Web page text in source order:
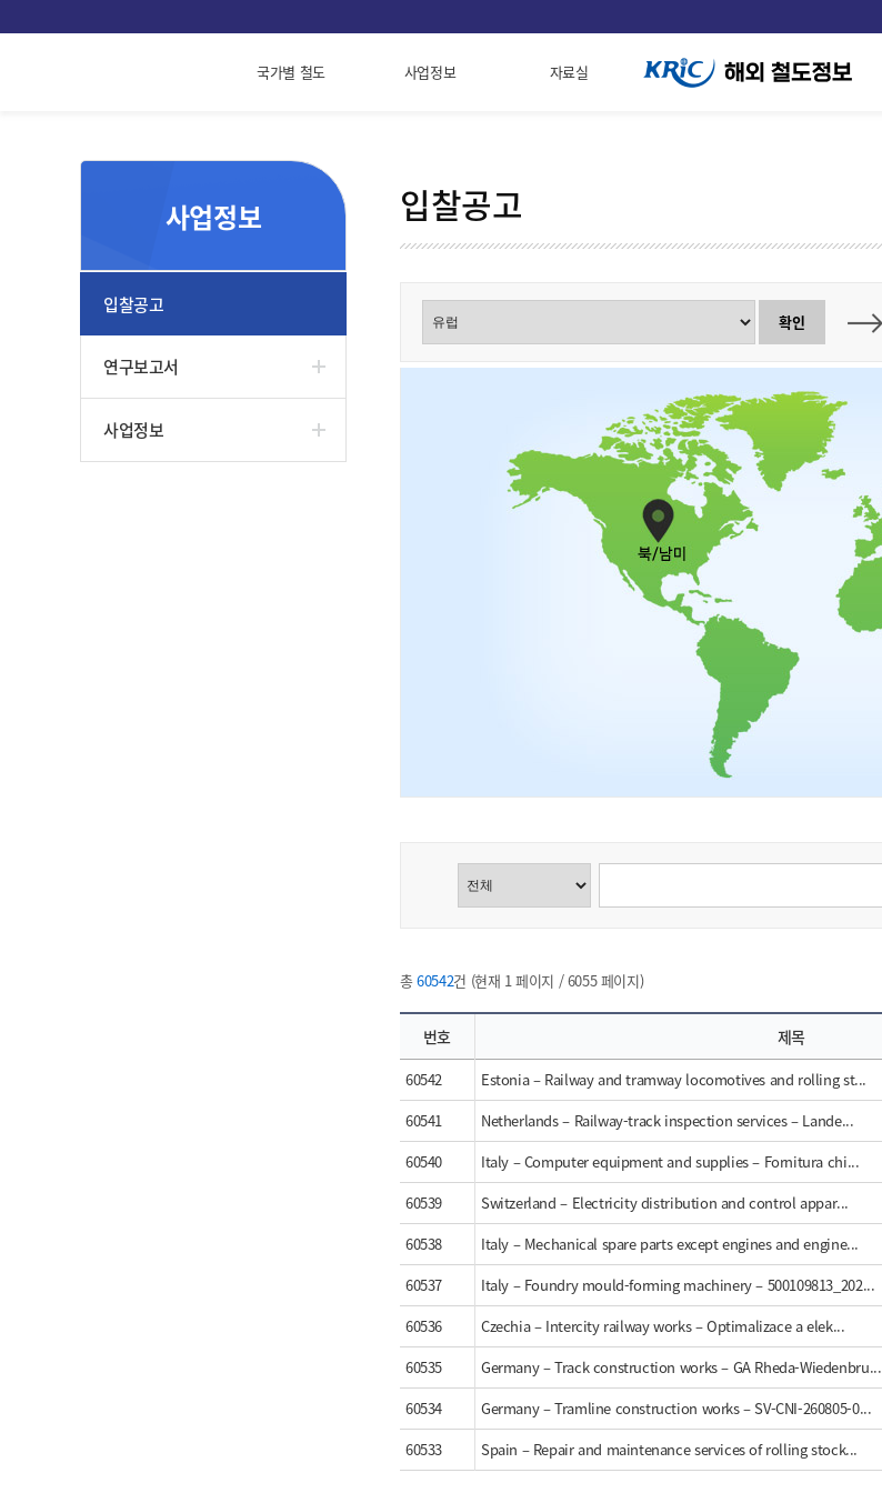
국가별 철도 사업정보 자료실
사업정보
입찰공고
연구보고서
사업정보
입찰공고
확인
총60542건 (현재 1 페이지 / 6055 페이지)
번호 제목
60542 Estonia – Railway and tramway locomotives and rolling st...
60541
Netherlands – Railway-track inspection services – Lande...
60540
Italy – Computer equipment and supplies – Fornitura chi...
60539
Switzerland – Electricity distribution and control appar...
60538
Italy – Mechanical spare parts except engines and engine...
60537
Italy – Foundry mould-forming machinery – 500109813_202...
60536
Czechia – Intercity railway works – Optimalizace a elek...
60535
Germany – Track construction works – GA Rheda-Wiedenbru...
60534
Germany – Tramline construction works – SV-CNI-260805-0...
60533
Spain – Repair and maintenance services of rolling stock...